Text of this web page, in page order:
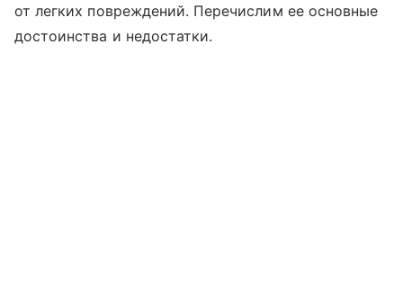
от легких повреждений. Перечислим ее основные
достоинства и недостатки.